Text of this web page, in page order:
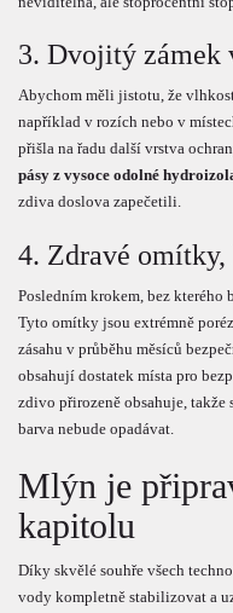
3. Dvojitý zámek
Abychom měli jistotu, že
například v rozích nebo v
přišla na řadu další vrstva
pásy z vysoce odolné
zdiva doslova zapečetili.
4. Zdravé
Posledním krokem, bez kterého
Tyto omítky jsou extrémně
zásahu v průběhu měsíců
obsahují dostatek místa pro
zdivo přirozeně obsahuje, takže
barva nebude opadávat.
Mlýn je
kapitolu
Díky skvělé souhře všech
vody kompletně stabilizovat a